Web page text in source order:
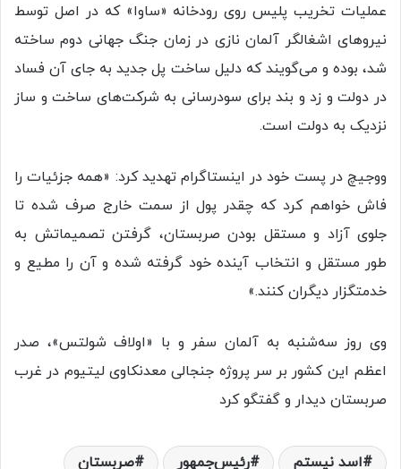
عملیات تخریب پلیس روی رودخانه «ساوا»‌ که در اصل توسط
نیروهای اشغالگر آلمان نازی در زمان جنگ جهانی دوم ساخته
شد، بوده و می‌گویند که دلیل ساخت پل جدید به جای آن فساد
در دولت و زد و بند برای سودرسانی به شرکت‌های ساخت و ساز
نزدیک به دولت است.
ووجیچ در پست خود در اینستاگرام تهدید کرد: «همه جزئیات را
فاش خواهم کرد که چقدر پول از سمت خارج صرف شده تا
جلوی آزاد و مستقل بودن صربستان، گرفتن تصمیماتش به
طور مستقل و انتخاب آینده خود گرفته شده و آن را مطیع و
خدمتگزار دیگران کنند.»
وی روز سه‌شنبه به آلمان سفر و با «اولاف شولتس»، صدر
اعظم این کشور بر سر پروژه‌ جنجالی معدنکاوی لیتیوم در غرب
صربستان دیدار و گفتگو کرد
اسد نیستم رئیس‌جمهور صربستان